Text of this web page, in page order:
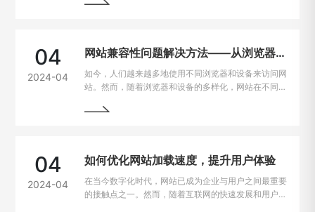
为构建门户网站的首选技术之一。
04
2024-04
网站兼容性问题解决方法——从浏览器到设备的完美适配
如今，人们越来越多地使用不同浏览器和设备来访问网
站。然而，随着浏览器和设备的多样化，网站在不同平
在电脑、手机、平板上都能有良好的使用体验，我们需
04
2024-04
如何优化网站加载速度，提升用户体验
在当今数字化时代，网站已成为企业与用户之间最重要
的接触点之一。然而，随着互联网的快速发展和用户需